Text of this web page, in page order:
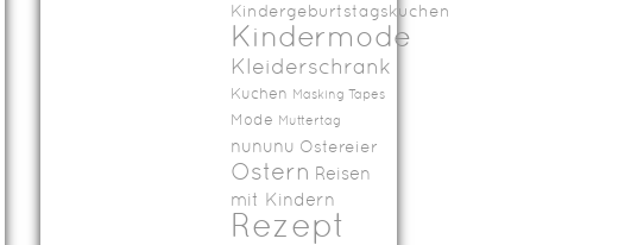
Kindergeburtstagskuchen
Kindermode
Kleiderschrank
Kuchen Masking Tapes
Mode Muttertag
nununu Ostereier
Ostern Reisen
mit Kindern
Rezept